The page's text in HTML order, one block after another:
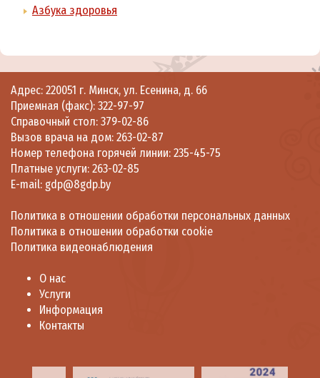
Азбука здоровья
Адрес: 220051 г. Минск, ул. Есенина, д. 66
Приемная (факс): 322-97-97
Справочный стол: 379-02-86
Вызов врача на дом: 263-02-87
Номер телефона горячей линии: 235-45-75
Платные услуги: 263-02-85
E-mail: gdp@8gdp.by
Политика в отношении обработки персональных данных
Политика в отношении обработки cookie
Политика видеонаблюдения
О нас
Услуги
Информация
Контакты